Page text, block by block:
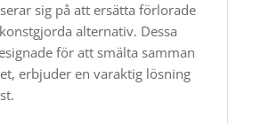
sig på att ersätta förlorade
alternativ. Dessa
för att smälta samman
erbjuder en varaktig lösning